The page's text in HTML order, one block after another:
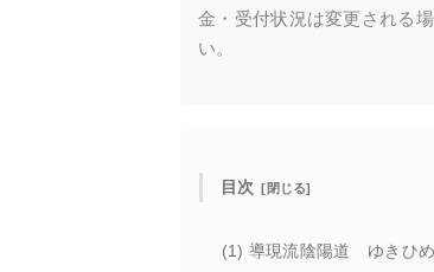
金・受付状況は変更される
い。
目次
(1) 導現流陰陽道 ゆきひ